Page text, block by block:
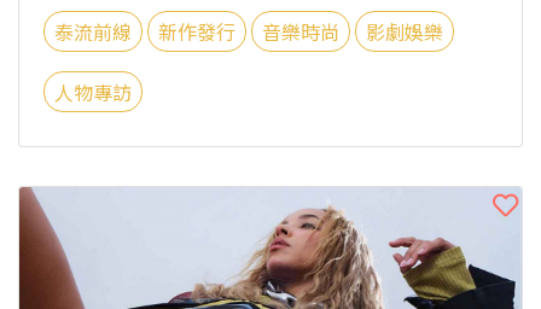
泰流前線 新作發行 音樂時尚 影劇娛樂
人物專訪